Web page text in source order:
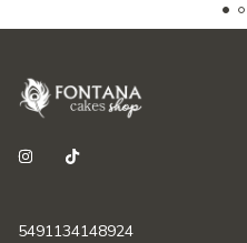
5491134148924